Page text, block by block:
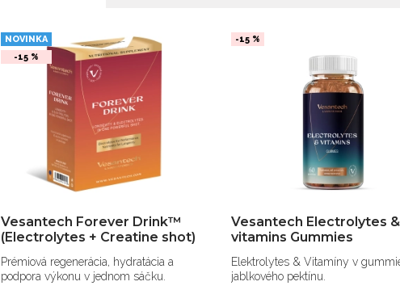
NOVINKA
-15 %
Vesantech Forever Drink™
(Electrolytes + Creatine shot)
Prémiová regenerácia, hydratácia a
podpora výkonu v jednom sáčku.
-15 %
Vesantech Electrolytes &
vitamins Gummies
Elektrolytes & Vitamíny v
jablkového pektínu.